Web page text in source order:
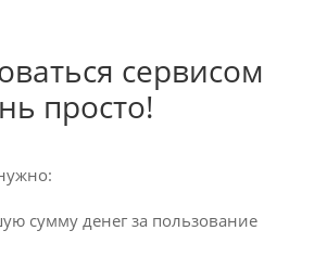
сервисом
просто!
сумму денег за пользование